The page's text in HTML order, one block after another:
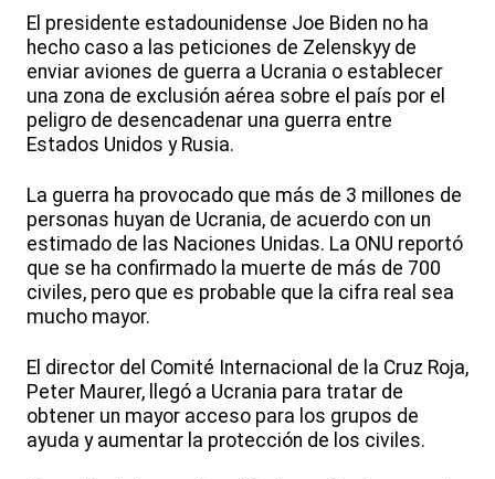
El presidente estadounidense Joe Biden no ha
hecho caso a las peticiones de Zelenskyy de
enviar aviones de guerra a Ucrania o establecer
una zona de exclusión aérea sobre el país por el
peligro de desencadenar una guerra entre
Estados Unidos y Rusia.
La guerra ha provocado que más de 3 millones de
personas huyan de Ucrania, de acuerdo con un
estimado de las Naciones Unidas. La ONU reportó
que se ha confirmado la muerte de más de 700
civiles, pero que es probable que la cifra real sea
mucho mayor.
El director del Comité Internacional de la Cruz Roja,
Peter Maurer, llegó a Ucrania para tratar de
obtener un mayor acceso para los grupos de
ayuda y aumentar la protección de los civiles.